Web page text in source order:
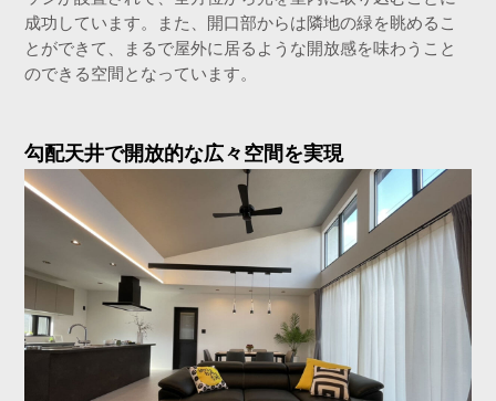
成功しています。また、開口部からは隣地の緑を眺めるこ
とができて、まるで屋外に居るような開放感を味わうこと
のできる空間となっています。
勾配天井で開放的な広々空間を実現